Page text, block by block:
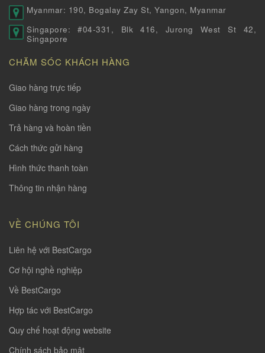
Myanmar: 190, Bogalay Zay St, Yangon, Myanmar
Singapore: #04-331, Blk 416, Jurong West St 42,
Singapore
CHĂM SÓC KHÁCH HÀNG
Giao hàng trực tiếp
Giao hàng trong ngày
Trả hàng và hoàn tiền
Cách thức gửi hàng
Hình thức thanh toàn
Thông tin nhận hàng
VỀ CHÚNG TÔI
Liên hệ với BestCargo
Cơ hội nghề nghiệp
Về BestCargo
Hợp tác với BestCargo
Quy chế hoạt động website
Chính sách bảo mật